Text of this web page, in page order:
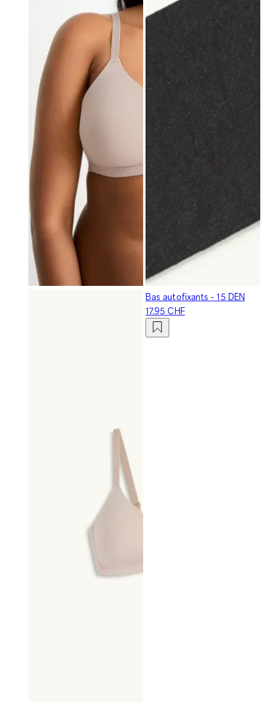
Bas autofixants - 15 DEN
17.95 CHF